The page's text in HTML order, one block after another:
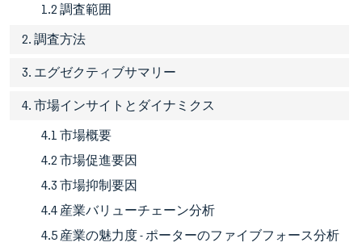
1.2 調査範囲
2. 調査方法
3. エグゼクティブサマリー
4. 市場インサイトとダイナミクス
4.1 市場概要
4.2 市場促進要因
4.3 市場抑制要因
4.4 産業バリューチェーン分析
4.5 産業の魅力度 - ポーターのファイブフォース分析